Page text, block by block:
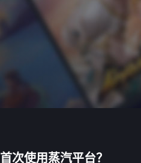
首次使用蒸汽平台？